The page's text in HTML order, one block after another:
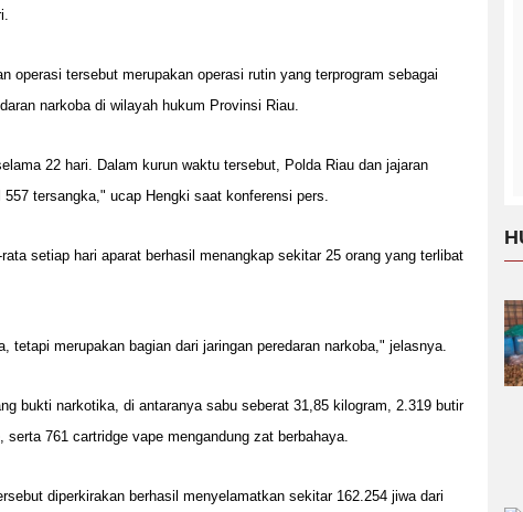
operasi tersebut merupakan operasi rutin yang terprogram sebagai
narkoba di wilayah hukum Provinsi Riau.
22 hari. Dalam kurun waktu tersebut, Polda Riau dan jajaran
tersangka," ucap Hengki saat konferensi pers.
setiap hari aparat berhasil menangkap sekitar 25 orang yang terlibat
merupakan bagian dari jaringan peredaran narkoba," jelasnya.
bukti narkotika, di antaranya sabu seberat 31,85 kilogram, 2.319 butir
761 cartridge vape mengandung zat berbahaya.
diperkirakan berhasil menyelamatkan sekitar 162.254 jiwa dari